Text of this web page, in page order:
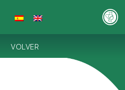
VOLVER